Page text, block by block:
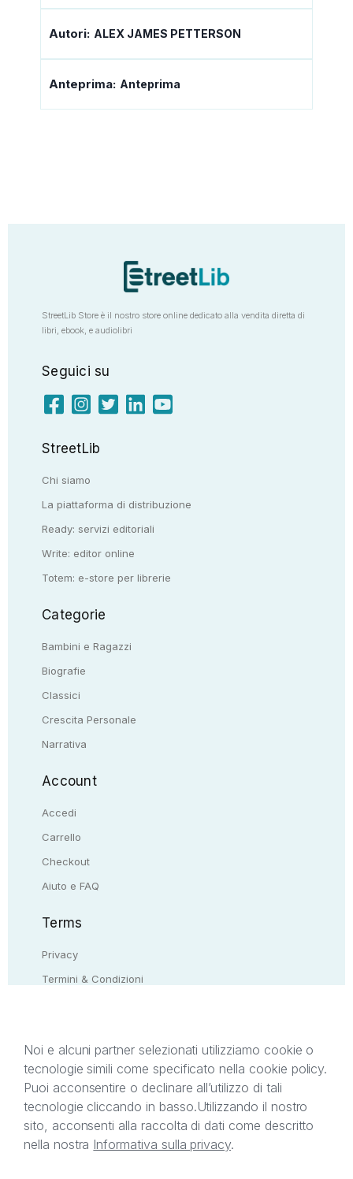
Autori: ALEX JAMES PETTERSON
Anteprima: Anteprima
StreetLib Store è il nostro store online dedicato alla vendita diretta di
libri, ebook, e audiolibri
Seguici su
StreetLib
Chi siamo
La piattaforma di distribuzione
Ready: servizi editoriali
Write: editor online
Totem: e-store per librerie
Categorie
Bambini e Ragazzi
Biografie
Classici
Crescita Personale
Narrativa
Account
Accedi
Carrello
Checkout
Aiuto e FAQ
Terms
Privacy
Termini & Condizioni
Il presente sito web è di proprietà di StreetLib S.r.l.
C.F. e P.IVA 05338720963. StreetLib S.r.l. è
titolare di tutti i diritti di proprietà intellettuale
afferenti ai marchi, loghi e segni distintivi presenti
sul sito web. Si invita l’utente a prendere visione
Noi e alcuni partner selezionati utilizziamo cookie o
tecnologie simili come specificato nella cookie policy.
Puoi acconsentire o declinare all’utilizzo di tali
tecnologie cliccando in basso.Utilizzando il nostro
sito, acconsenti alla raccolta di dati come descritto
nella nostra Informativa sulla privacy.